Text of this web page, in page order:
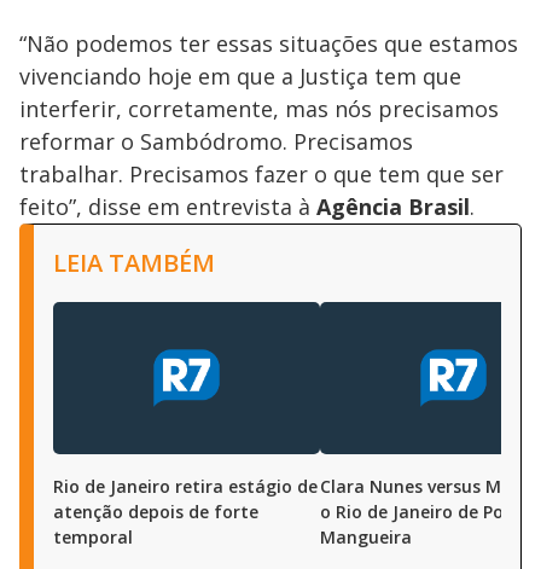
“Não podemos ter essas situações que estamos
vivenciando hoje em que a Justiça tem que
interferir, corretamente, mas nós precisamos
reformar o Sambódromo. Precisamos
trabalhar. Precisamos fazer o que tem que ser
feito”, disse em entrevista à Agência Brasil.
LEIA TAMBÉM
Rio de Janeiro retira estágio de
atenção depois de forte
temporal
Clara Nunes versus
o Rio de Janeiro de
Mangueira